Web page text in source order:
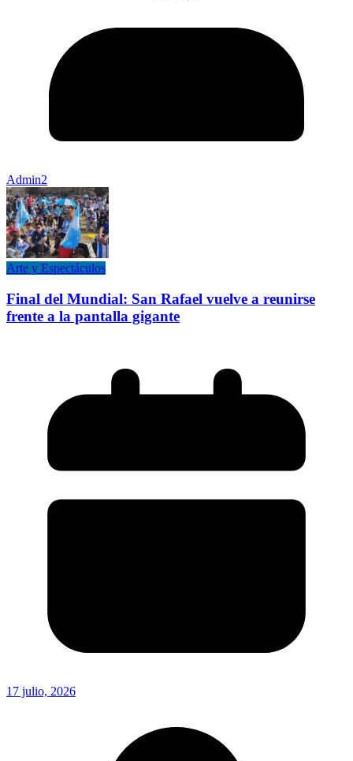
Admin2
Arte y Espectáculos
Final del Mundial: San Rafael vuelve a reunirse
frente a la pantalla gigante
17 julio, 2026